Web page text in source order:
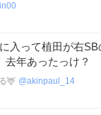
に入って植田が右
去年あったっけ？
🦌 @akinpaul_14